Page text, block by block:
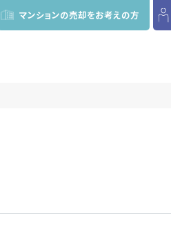
マンションの売却をお考えの方